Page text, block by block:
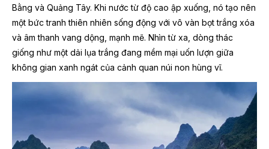
Bằng và Quảng Tây. Khi nước từ độ cao ập xuống, nó tạo nên
một bức tranh thiên nhiên sống động với vô vàn bọt trắng xóa
và âm thanh vang dộng, mạnh mẽ. Nhìn từ xa, dòng thác
giống như một dải lụa trắng đang mềm mại uốn lượn giữa
không gian xanh ngát của cảnh quan núi non hùng vĩ.